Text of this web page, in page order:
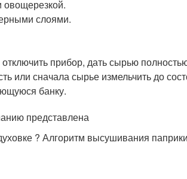
овощерезкой.
слоями.
прибор, дать сырью
или сначала сырье измельчить до
банку.
представлена
? Алгоритм высушивания